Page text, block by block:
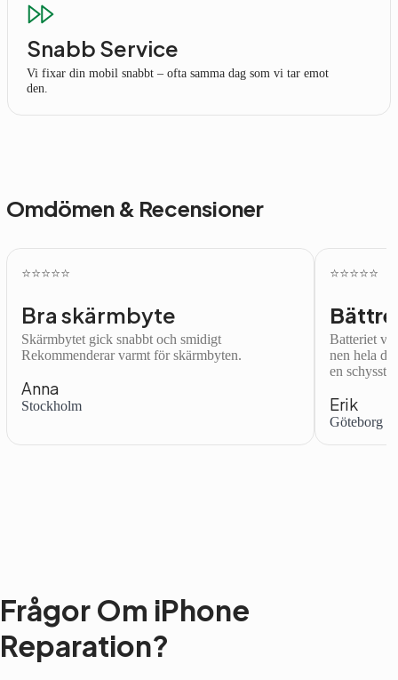
Snabb Service
Vi fixar din mobil snabbt – ofta samma dag som vi tar emot
den.
Omdömen & Recensioner
⭐️⭐️⭐️⭐️⭐️
Bra skärmbyte
Skärmbytet gick snabbt och smidigt
Rekommenderar varmt för skärmbyten.
Anna
Stockholm
⭐️⭐️⭐️⭐️⭐️
Batteriet
nen hela
en schysst.
Erik
Göteborg
Frågor Om iPhone
Reparation?